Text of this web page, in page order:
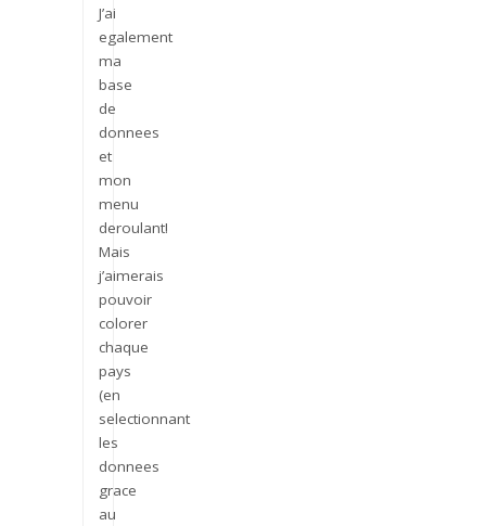
J’ai
egalement
ma
base
de
donnees
et
mon
menu
deroulant!
Mais
j’aimerais
pouvoir
colorer
chaque
pays
(en
selectionnant
les
donnees
grace
au